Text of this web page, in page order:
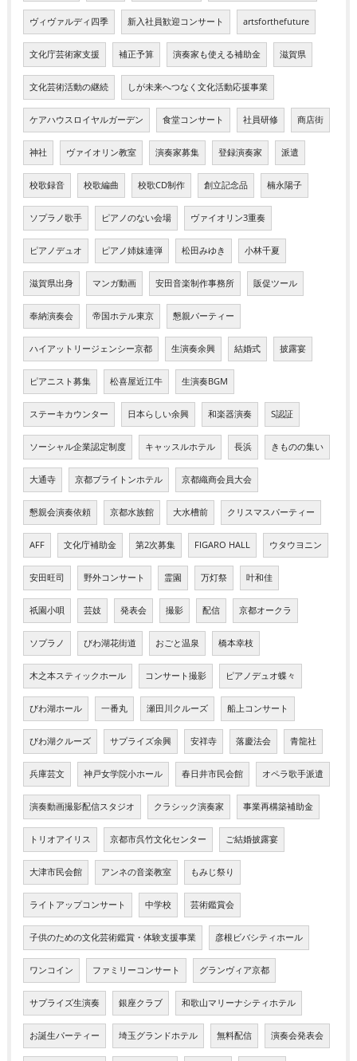
ヴィヴァルディ四季 新入社員歓迎コンサート artsforthefuture
文化庁芸術家支援 補正予算 演奏家も使える補助金 滋賀県
文化芸術活動の継続 しが未来へつなく文化活動応援事業
ケアハウスロイヤルガーデン 食堂コンサート 社員研修 商店街
神社 ヴァイオリン教室 演奏家募集 登録演奏家 派遣
校歌録音 校歌編曲 校歌CD制作 創立記念品 楠永陽子
ソプラノ歌手 ピアノのない会場 ヴァイオリン3重奏
ピアノデュオ ピアノ姉妹連弾 松田みゆき 小林千夏
滋賀県出身 マンガ動画 安田音楽制作事務所 販促ツール
奉納演奏会 帝国ホテル東京 懇親パーティー
ハイアットリージェンシー京都 生演奏余興 結婚式 披露宴
ピアニスト募集 松喜屋近江牛 生演奏BGM
ステーキカウンター 日本らしい余興 和楽器演奏 S認証
ソーシャル企業認定制度 キャッスルホテル 長浜 きものの集い
大通寺 京都ブライトンホテル 京都織商会員大会
懇親会演奏依頼 京都水族館 大水槽前 クリスマスパーティー
AFF 文化庁補助金 第2次募集 FIGARO HALL ウタウヨニン
安田旺司 野外コンサート 霊園 万灯祭 叶和佳
祇園小唄 芸妓 発表会 撮影 配信 京都オークラ
ソプラノ びわ湖花街道 おごと温泉 橋本幸枝
木之本スティックホール コンサート撮影 ピアノデュオ蝶々
びわ湖ホール 一番丸 瀬田川クルーズ 船上コンサート
びわ湖クルーズ サプライズ余興 安祥寺 落慶法会 青龍社
兵庫芸文 神戸女学院小ホール 春日井市民会館 オペラ歌手派遣
演奏動画撮影配信スタジオ クラシック演奏家 事業再構築補助金
トリオアイリス 京都市呉竹文化センター ご結婚披露宴
大津市民会館 アンネの音楽教室 もみじ祭り
ライトアップコンサート 中学校 芸術鑑賞会
子供のための文化芸術鑑賞・体験支援事業 彦根ビバシティホール
ワンコイン ファミリーコンサート グランヴィア京都
サプライズ生演奏 銀座クラブ 和歌山マリーナシティホテル
お誕生パーティー 埼玉グランドホテル 無料配信 演奏会発表会